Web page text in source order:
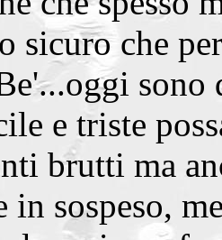
sicuro che
e triste
brutti ma
in sospeso,